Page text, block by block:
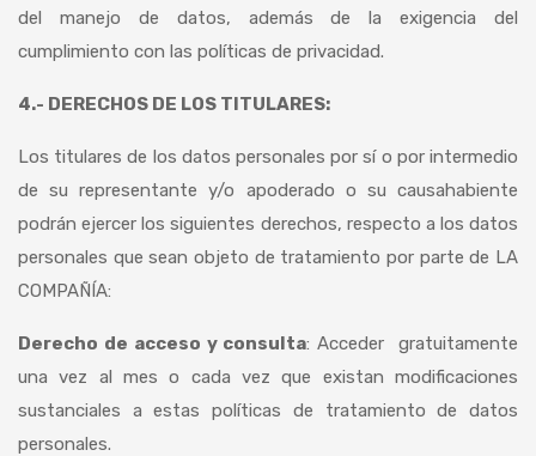
del manejo de datos, además de la exigencia del
cumplimiento con las políticas de privacidad.
4.- DERECHOS DE LOS TITULARES:
Los titulares de los datos personales por sí o por intermedio
de su representante y/o apoderado o su causahabiente
podrán ejercer los siguientes derechos, respecto a los datos
personales que sean objeto de tratamiento por parte de LA
COMPAÑÍA:
Derecho de acceso y consulta: Acceder gratuitamente
una vez al mes o cada vez que existan modificaciones
sustanciales a estas políticas de tratamiento de datos
personales.